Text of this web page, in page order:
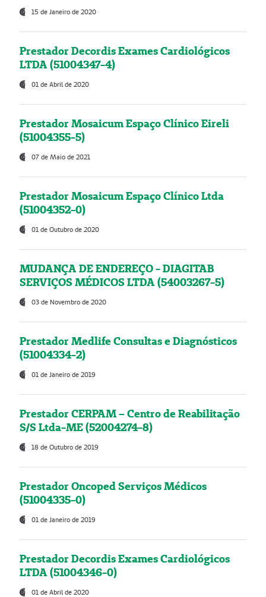
15 de Janeiro de 2020
Prestador Decordis Exames Cardiológicos
LTDA (51004347-4)
01 de Abril de 2020
Prestador Mosaicum Espaço Clínico Eireli
(51004355-5)
07 de Maio de 2021
Prestador Mosaicum Espaço Clínico Ltda
(51004352-0)
01 de Outubro de 2020
MUDANÇA DE ENDEREÇO - DIAGITAB
SERVIÇOS MÉDICOS LTDA (54003267-5)
03 de Novembro de 2020
Prestador Medlife Consultas e Diagnósticos
(51004334-2)
01 de Janeiro de 2019
Prestador CERPAM – Centro de Reabilitação
S/S Ltda-ME (52004274-8)
18 de Outubro de 2019
Prestador Oncoped Serviços Médicos
(51004335-0)
01 de Janeiro de 2019
Prestador Decordis Exames Cardiológicos
LTDA (51004346-0)
01 de Abril de 2020